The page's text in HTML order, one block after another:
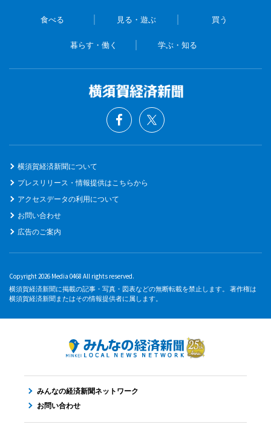
食べる 見る・遊ぶ 買う
暮らす・働く 学ぶ・知る
横須賀経済新聞について
プレスリリース・情報提供はこちらから
アクセスデータの利用について
お問い合わせ
広告のご案内
Copyright 2026 Media 0468 All rights reserved.
横須賀経済新聞に掲載の記事・写真・図表などの無断転載を禁止します。 著作権は
横須賀経済新聞またはその情報提供者に属します。
みんなの経済新聞ネットワーク
お問い合わせ